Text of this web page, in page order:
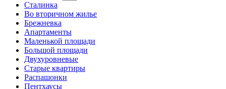
Сталинка
Во вторичном жилье
Брежневка
Апартаменты
Маленькой площади
Большой площади
Двухуровневые
Старые квартиры
Распашонки
Пентхаусы